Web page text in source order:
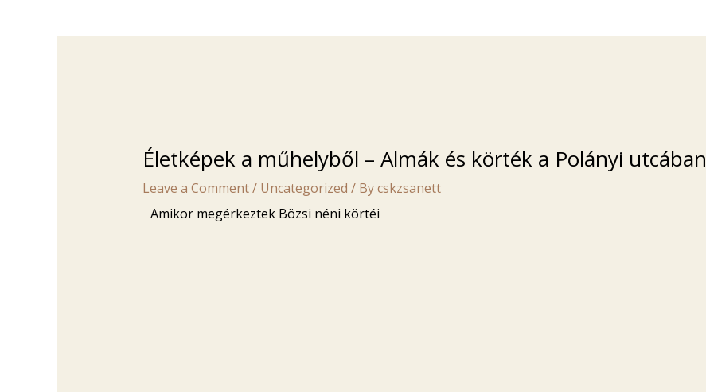
Életképek a műhelyből – Almák és körték a Polányi utcában
Leave a Comment/ Uncategorized / Bycskzsanett
Amikor megérkeztek Bözsi néni körtéi